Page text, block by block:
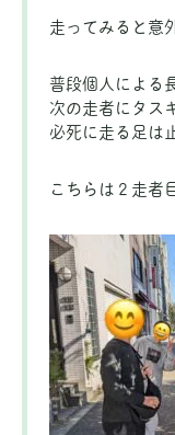
走ってみると意
普段個人による
次の走者にタス
必死に走る足は
こちらは２走者